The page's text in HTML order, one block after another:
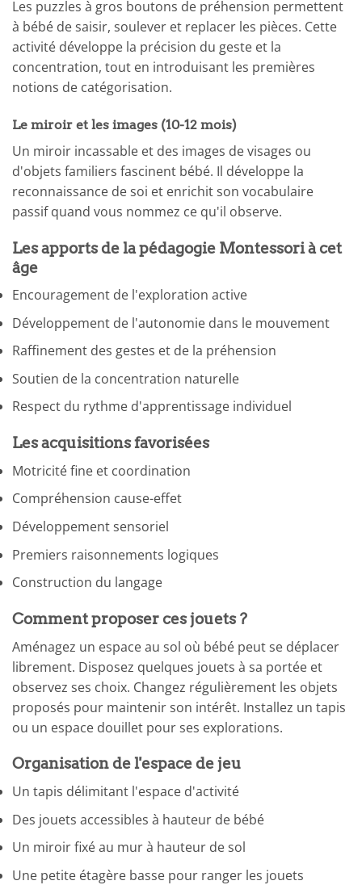
Les puzzles à gros boutons de préhension permettent
à bébé de saisir, soulever et replacer les pièces. Cette
activité développe la précision du geste et la
concentration, tout en introduisant les premières
notions de catégorisation.
Le miroir et les images (10-12 mois)
Un miroir incassable et des images de visages ou
d'objets familiers fascinent bébé. Il développe la
reconnaissance de soi et enrichit son vocabulaire
passif quand vous nommez ce qu'il observe.
Les apports de la pédagogie Montessori à cet
âge
Encouragement de l'exploration active
Développement de l'autonomie dans le mouvement
Raffinement des gestes et de la préhension
Soutien de la concentration naturelle
Respect du rythme d'apprentissage individuel
Les acquisitions favorisées
Motricité fine et coordination
Compréhension cause-effet
Développement sensoriel
Premiers raisonnements logiques
Construction du langage
Comment proposer ces jouets ?
Aménagez un espace au sol où bébé peut se déplacer
librement. Disposez quelques jouets à sa portée et
observez ses choix. Changez régulièrement les objets
proposés pour maintenir son intérêt. Installez un tapis
ou un espace douillet pour ses explorations.
Organisation de l'espace de jeu
Un tapis délimitant l'espace d'activité
Des jouets accessibles à hauteur de bébé
Un miroir fixé au mur à hauteur de sol
Une petite étagère basse pour ranger les jouets